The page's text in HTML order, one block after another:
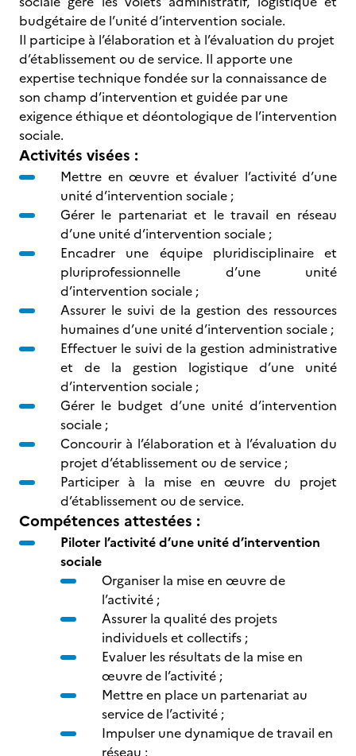
budgétaire de l’unité d’intervention sociale.
Il participe à l’élaboration et à l’évaluation du projet
d’établissement ou de service. Il apporte une
expertise technique fondée sur la connaissance de
son champ d’intervention et guidée par une
exigence éthique et déontologique de l’intervention
sociale.
Activités visées :
Mettre en œuvre et évaluer l’activité d’une
unité d’intervention sociale ;
Gérer le partenariat et le travail en réseau
d’une unité d’intervention sociale ;
Encadrer une équipe pluridisciplinaire et
pluriprofessionnelle d’une unité
d’intervention sociale ;
Assurer le suivi de la gestion des ressources
humaines d’une unité d’intervention sociale ;
Effectuer le suivi de la gestion administrative
et de la gestion logistique d’une unité
d’intervention sociale ;
Gérer le budget d’une unité d’intervention
sociale ;
Concourir à l’élaboration et à l’évaluation du
projet d’établissement ou de service ;
Participer à la mise en œuvre du projet
d’établissement ou de service.
Compétences attestées :
Piloter l’activité d’une unité d’intervention
sociale
Organiser la mise en œuvre de
l’activité ;
Assurer la qualité des projets
individuels et collectifs ;
Evaluer les résultats de la mise en
œuvre de l’activité ;
Mettre en place un partenariat au
service de l’activité ;
Impulser une dynamique de travail en
réseau ;